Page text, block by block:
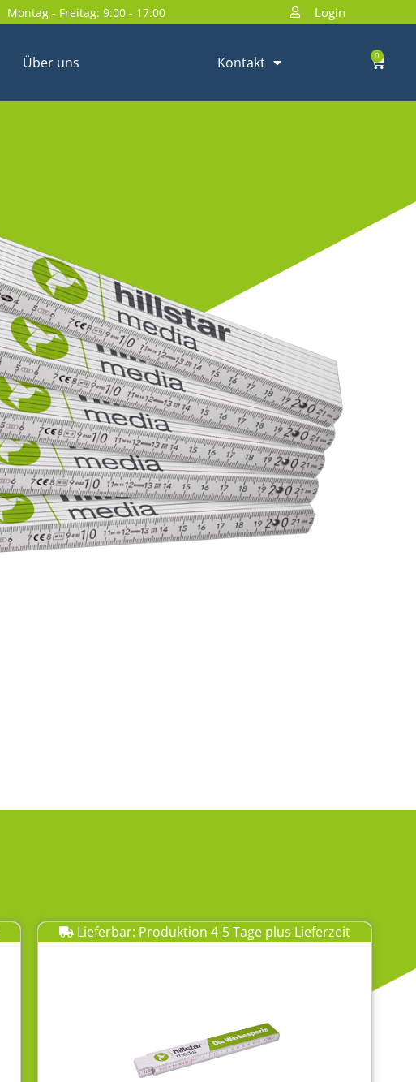
Montag - Freitag: 9:00 - 17:00 Login
Über uns Kontakt 0
Lieferbar: Produktion 4-5 Tage plus Lieferzeit